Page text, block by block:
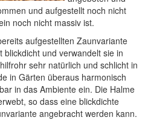
und aufgestellt noch nicht
noch nicht massiv ist.
aufgestellten Zaunvariante
und verwandelt sie in
sehr natürlich und schlicht in
in Gärten überaus harmonisch
in das Ambiente ein. Die Halme
so dass eine blickdichte
angebracht werden kann.